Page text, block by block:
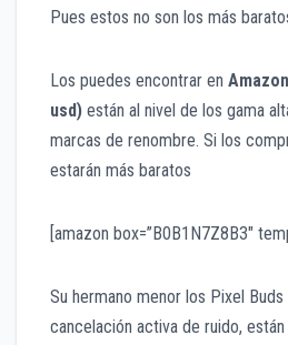
Pues estos no son los más
Los puedes encontrar en
usd) están al nivel de los gama
marcas de renombre. Si los
estarán más baratos
[amazon box=”B0B1N7Z8B3″
Su hermano menor los Pixel
cancelación activa de ruido,